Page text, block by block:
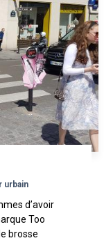
urbain
d’avoir
Too
brosse